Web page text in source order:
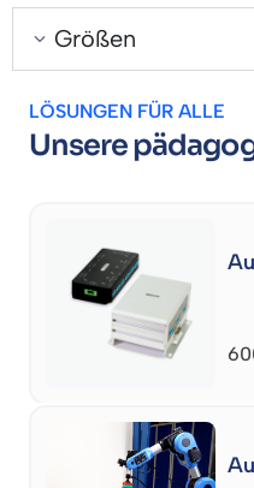
Größen
LÖSUNGEN FÜR ALLE
Unsere